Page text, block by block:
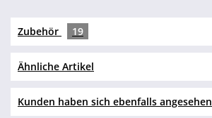
Zubehör 19
Ähnliche Artikel
Kunden haben sich ebenfalls angesehen